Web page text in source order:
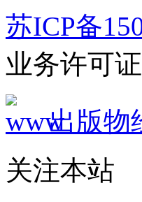
苏ICP备
业务许可
出版物
关注本站